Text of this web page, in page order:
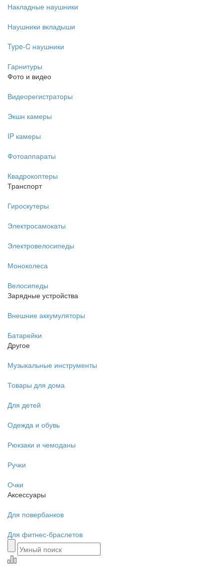
Накладные наушники
Наушники вкладыши
Type-C наушники
Гарнитуры
Фото и видео
Видеорегистраторы
Экшн камеры
IP камеры
Фотоаппараты
Квадрокоптеры
Транспорт
Гироскутеры
Электросамокаты
Электровелосипеды
Моноколеса
Велосипеды
Зарядные устройства
Внешние аккумуляторы
Батарейки
Другое
Музыкальные инструменты
Товары для дома
Для детей
Одежда и обувь
Рюкзаки и чемоданы
Ручки
Очки
Аксессуары
Для повербанков
Для фитнес-браслетов